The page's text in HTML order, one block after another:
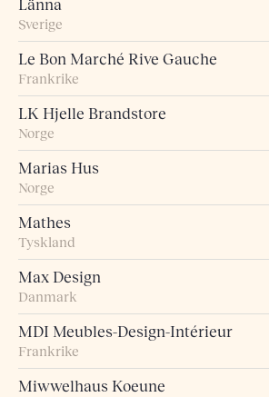
Länna
Sverige
Le Bon Marché Rive Gauche
Frankrike
LK Hjelle Brandstore
Norge
Marias Hus
Norge
Mathes
Tyskland
Max Design
Danmark
MDI Meubles-Design-Intérieur
Frankrike
Miwwelhaus Koeune